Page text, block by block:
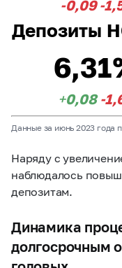
-0,09 -
Депозиты
+0,08 -
Данные за июнь 2023 года
Наряду с
наблюдалось
депозитам.
Динамика
долгосрочным